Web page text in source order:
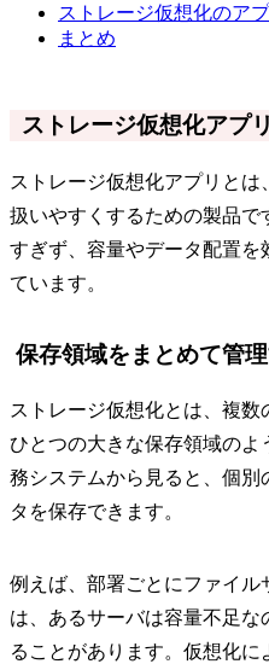
ストレージ仮想化のア
まとめ
ストレージ仮想化アプ
ストレージ仮想化アプリと
扱いやすくするための製品で
すぎず、容量やデータ配置
ています。
保存領域をまとめて管
ストレージ仮想化とは、複
ひとつの大きな保存領域の
務システムから見ると、個
タを保存できます。
例えば、部署ごとにファイ
は、あるサーバは容量不足
ることがあります。仮想化